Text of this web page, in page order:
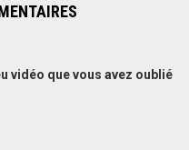
vidéo que vous avez oublié